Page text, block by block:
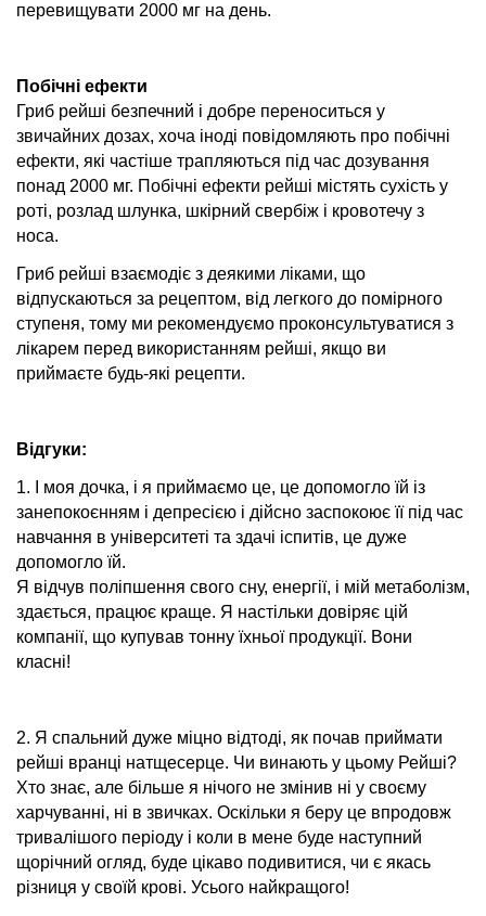
перевищувати 2000 мг на день.
Побічні ефекти
Гриб рейші безпечний і добре переноситься у
звичайних дозах, хоча іноді повідомляють про побічні
ефекти, які частіше трапляються під час дозування
понад 2000 мг. Побічні ефекти рейші містять сухість у
роті, розлад шлунка, шкірний свербіж і кровотечу з
носа.
Гриб рейші взаємодіє з деякими ліками, що
відпускаються за рецептом, від легкого до помірного
ступеня, тому ми рекомендуємо проконсультуватися з
лікарем перед використанням рейші, якщо ви
приймаєте будь-які рецепти.
Відгуки:
1. І моя дочка, і я приймаємо це, це допомогло їй із
занепокоєнням і депресією і дійсно заспокоює її під час
навчання в університеті та здачі іспитів, це дуже
допомогло їй.
Я відчув поліпшення свого сну, енергії, і мій метаболізм,
здається, працює краще. Я настільки довіряє цій
компанії, що купував тонну їхньої продукції. Вони
класні!
2. Я спальний дуже міцно відтоді, як почав приймати
рейші вранці натщесерце. Чи винають у цьому Рейші?
Хто знає, але більше я нічого не змінив ні у своєму
харчуванні, ні в звичках. Оскільки я беру це впродовж
тривалішого періоду і коли в мене буде наступний
щорічний огляд, буде цікаво подивитися, чи є якась
різниця у своїй крові. Усього найкращого!